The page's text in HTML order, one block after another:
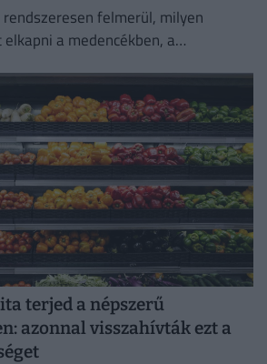
felmerül, milyen
a medencékben, a
terjed a népszerű
azonnal visszahívták ezt a